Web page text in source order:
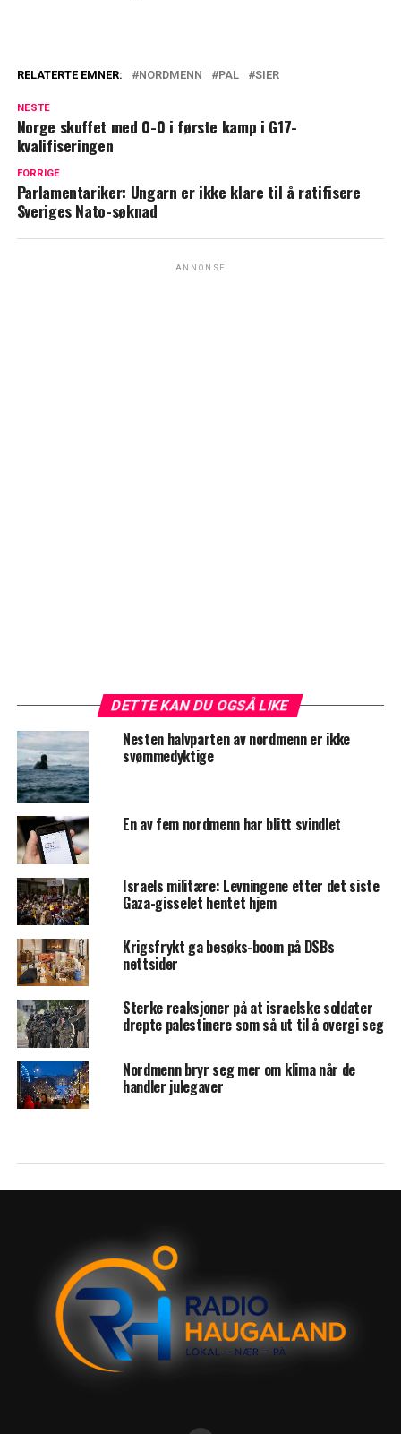
RELATERTE EMNER: NORDMENN PAL SIER
NESTE
Norge skuffet med 0-0 i første kamp i G17-
kvalifiseringen
FORRIGE
Parlamentariker: Ungarn er ikke klare til å ratifisere
Sveriges Nato-søknad
ANNONSE
DETTE KAN DU OGSÅ LIKE
Nesten halvparten av nordmenn er ikke
svømmedyktige
En av fem nordmenn har blitt svindlet
Israels militære: Levningene etter det siste
Gaza-gisselet hentet hjem
Krigsfrykt ga besøks-boom på DSBs
nettsider
Sterke reaksjoner på at israelske soldater
drepte palestinere som så ut til å overgi seg
Nordmenn bryr seg mer om klima når de
handler julegaver